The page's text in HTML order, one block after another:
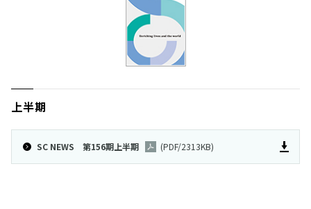
上半期
SC NEWS 第156期上半期 (PDF/2313KB)